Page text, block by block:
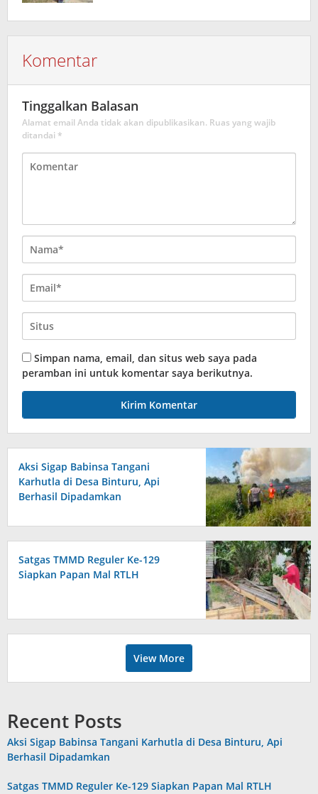
Komentar
Tinggalkan Balasan
Alamat email Anda tidak akan dipublikasikan. Ruas yang wajib
ditandai *
Simpan nama, email, dan situs web saya pada
peramban ini untuk komentar saya berikutnya.
Aksi Sigap Babinsa Tangani
Karhutla di Desa Binturu, Api
Berhasil Dipadamkan
Satgas TMMD Reguler Ke-129
Siapkan Papan Mal RTLH
View More
Recent Posts
Aksi Sigap Babinsa Tangani Karhutla di Desa Binturu, Api
Berhasil Dipadamkan
Satgas TMMD Reguler Ke-129 Siapkan Papan Mal RTLH